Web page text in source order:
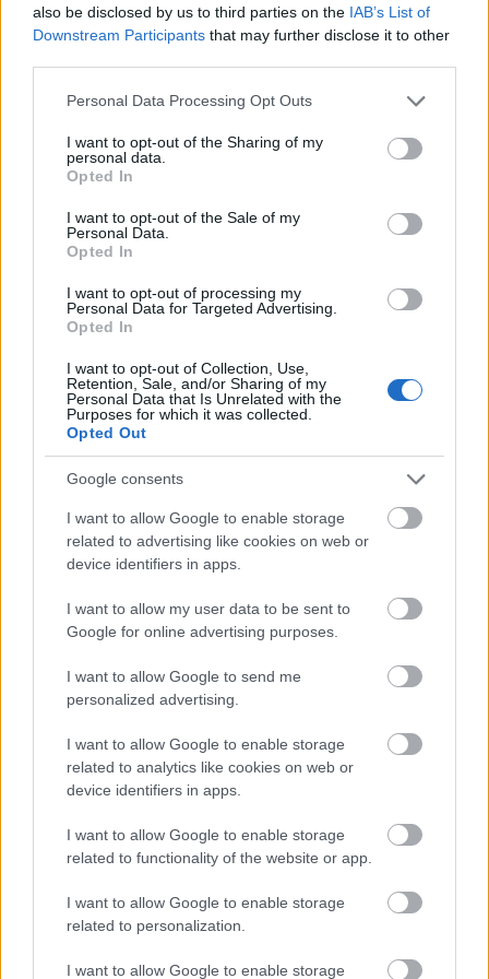
also be disclosed by us to third parties on the IAB’s List of
Downstream Participants that may further disclose it to other
Please note that this website/app uses one or more Google
not limited to your visit or usage behaviour. You may click to
grant or deny consent to Google and its third-party tags to
use your data for below specified purposes in below Google
consent section.
Personal Data Processing Opt Outs
I want to opt-out of the Sharing of my
personal data.
Opted In
I want to opt-out of the Sale of my
Personal Data.
Opted In
I want to opt-out of processing my
Personal Data for Targeted Advertising.
Opted In
I want to opt-out of Collection, Use,
Retention, Sale, and/or Sharing of my
Personal Data that Is Unrelated with the
Purposes for which it was collected.
Opted Out
Google consents
I want to allow Google to enable storage
related to advertising like cookies on web or
device identifiers in apps.
I want to allow my user data to be sent to
Google for online advertising purposes.
I want to allow Google to send me
personalized advertising.
I want to allow Google to enable storage
related to analytics like cookies on web or
device identifiers in apps.
I want to allow Google to enable storage
related to functionality of the website or app.
I want to allow Google to enable storage
related to personalization.
I want to allow Google to enable storage
tanulmányozhatta.
Várom vissza Giuseppét. Elképedne, hogy még
elővárosi ember
17 éve
egy kis védelem a MÁV Startnak:
én a Keletiből járok a Budapest-Gödöllő-Hatvan
piros hi-tech vonatok járnak, frissen mosott és
fodrászolt hajú kalauzokkal, akik udvariasak is, és
saját szakaszomra.
és mi ez a sok off topic a buszokról meg a KÖKI-ről
hmm?
17 éve
Tökéletesen egyetértek a cikkíróval. Január 10-én
másfél óra a kellemesen temperált, tiszta és csöndes
Flirtön. Erre a régi szutyok kék termeskocsival kellett
zötyögnöm, hidegben, még az ablakon sem láttam
ki. A Flirtöket kéne járatni szerintem is, olcsóbb,
jobb. De az a faszari MÁV-vezetőség biztos spórol
velük, nehogy kopjon (vagy esetleg jó legyen az
utasnak).
WindyB
17 éve
Bocs, elfelejtettem az előbb, Székesfehérvárról
utaztam Budapestre. Egyébként az is fáj, hogy pont